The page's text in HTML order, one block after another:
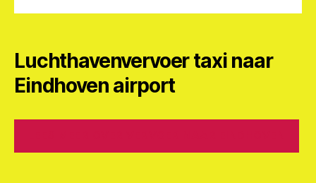
Luchthavenvervoer taxi naar
Eindhoven airport